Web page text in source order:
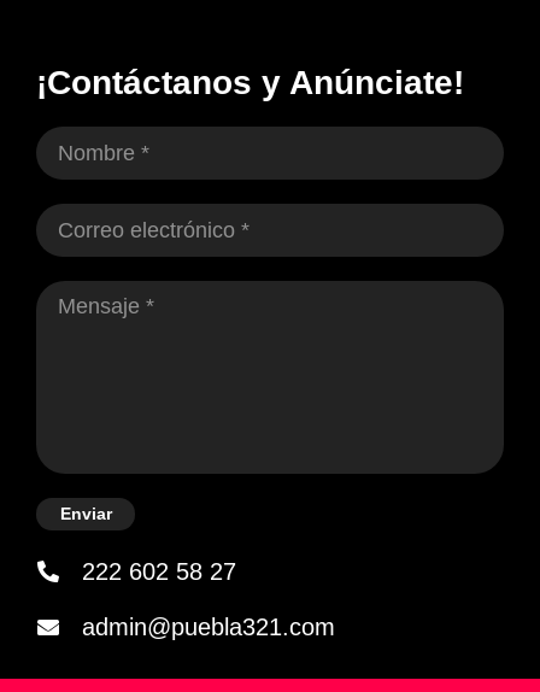
¡Contáctanos y Anúnciate!
Enviar
222 602 58 27
admin@puebla321.com